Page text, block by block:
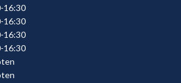
16:30
16:30
16:30
16:30